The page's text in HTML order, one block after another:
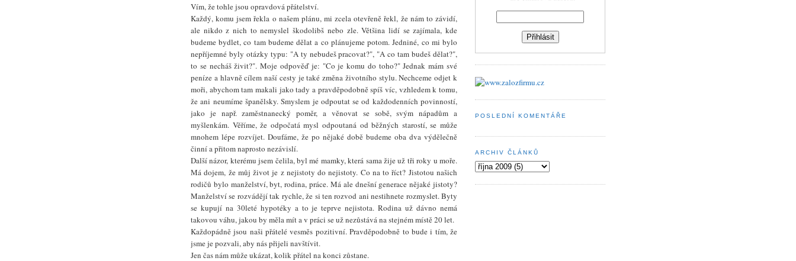
Vím, že tohle jsou opravdová přátelství.
Každý, komu jsem řekla o našem plánu, mi zcela otevřeně řekl, že nám to závidí,
ale nikdo z nich to nemyslel škodolibš nebo zle. Většina lidí se zajímala, kde
budeme bydlet, co tam budeme dělat a co plánujeme potom. Jedniné, co mi bylo
nepříjemné byly otázky typu: "A ty nebudeš pracovat?", "A co tam budeš dělat?",
to se necháš živit?". Moje odpověď je: "Co je komu do toho?" Jednak mám své
peníze a hlavně cílem naší cesty je také změna životního stylu. Nechceme odjet k
moři, abychom tam makali jako tady a pravděpodobně spíš víc, vzhledem k tomu,
že ani neumíme španělsky. Smyslem je odpoutat se od každodenních povinností,
jako je např. zaměstnanecký poměr, a věnovat se sobě, svým nápadům a
myšlenkám. Věříme, že odpočatá mysl odpoutaná od běžných starostí, se může
mnohem lépe rozvíjet. Doufáme, že po nějaké době budeme oba dva výdělečně
činní a přitom naprosto nezávislí.
Další názor, kterému jsem čelila, byl mé mamky, která sama žije už tři roky u moře.
Má dojem, že můj život je z nejistoty do nejistoty. Co na to říct? Jistotou našich
rodičů bylo manželství, byt, rodina, práce. Má ale dnešní generace nějaké jistoty?
Manželství se rozvádějí tak rychle, že si ten rozvod ani nestihnete rozmyslet. Byty
se kupují na 30leté hypotéky a to je teprve nejistota. Rodina už dávno nemá
takovou váhu, jakou by měla mít a v práci se už nezůstává na stejném místě 20 let.
Každopádně jsou naši přátelé vesměs pozitivní. Pravděpodobně to bude i tím, že
jsme je pozvali, aby nás přijeli navštívit.
Jen čas nám může ukázat, kolik přátel na konci zůstane.
POSLEDNÍ KOMENTÁŘE
ARCHIV ČLÁNKŮ